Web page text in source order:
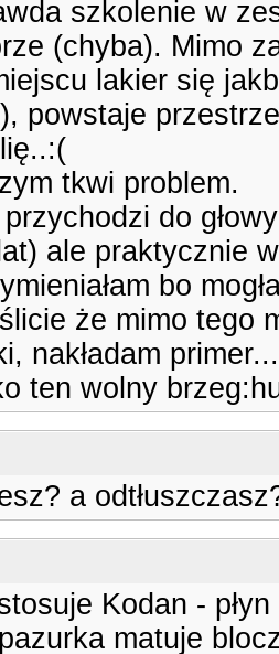
szkolenie w
(chyba). Mimo
lakier się
powstaje
tkwi problem.
do
ale praktycznie
bo
że mimo tego
nakładam
ten wolny
a
Kodan -
matuje